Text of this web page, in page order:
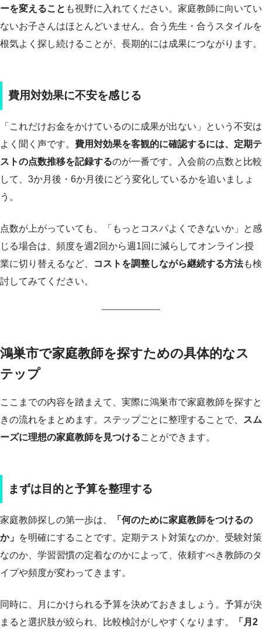
ーを変えること も視野に入れてください。家庭教師に向いてい
ないお子さんはほとんどいません。合う先生・合うスタイルを
根気よく探し続けることが、長期的には成果につながります。
費用対効果に不安を感じる
「これだけお金をかけているのに成果が出ない」という不安は
よく聞く声です。 費用対効果を客観的に確認するには、定期テ
ストの点数推移を記録するのが一番です。入会前の点数と比較
して、3か月後・6か月後にどう変化しているかを追いましょ
う。
点数が上がっていても、「もっとコスパよくできないか」と感
じる場合は、頻度を週2回から週1回に減らしてオンライン授
業に切り替えるなど、
コストを調整しながら継続する方法も検
討してみてください。
鴻巣市で家庭教師を探すための具体的なス
テップ
ここまでの内容を踏まえて、実際に鴻巣市で家庭教師を探すと
きの流れをまとめます。ステップごとに整理することで、
スム
ーズに理想の家庭教師を見つけることができます。
まずは目的と予算を整理する
家庭教師探しの第一歩は、
「何のために家庭教師をつけるの
か」 を明確にすることです。定期テスト対策なのか、受験対策
なのか、学習習慣の定着なのかによって、依頼すべき教師のタ
イプや頻度が変わってきます。
同時に、月にかけられる予算を決めておきましょう。予算が決
まると選択肢が絞られ、比較検討がしやすくなります。
「月2